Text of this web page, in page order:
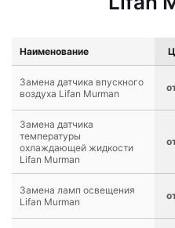
Наименование
Замена датчика впускного
воздуха Lifan Murman
Замена датчика
температуры
охлаждающей жидкости
Lifan Murman
Замена ламп освещения
Lifan Murman